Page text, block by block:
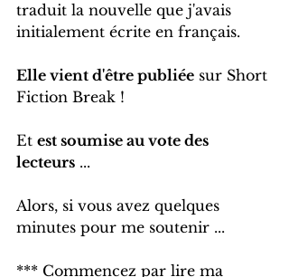
traduit la nouvelle que j'avais
initialement écrite en français.
Elle vient d'être publiée sur Short
Fiction Break !
Et est soumise au vote des
lecteurs ...
Alors, si vous avez quelques
minutes pour me soutenir ...
*** Commencez par lire ma